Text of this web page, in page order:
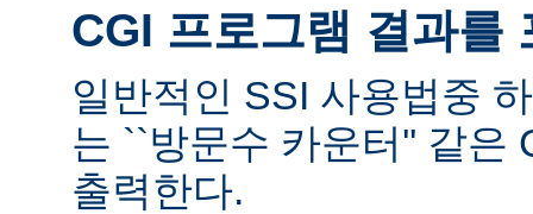
CGI 프로그램 결과를
일반적인 SSI 사용법중
는 ``방문수 카운터'' 같은
출력한다.